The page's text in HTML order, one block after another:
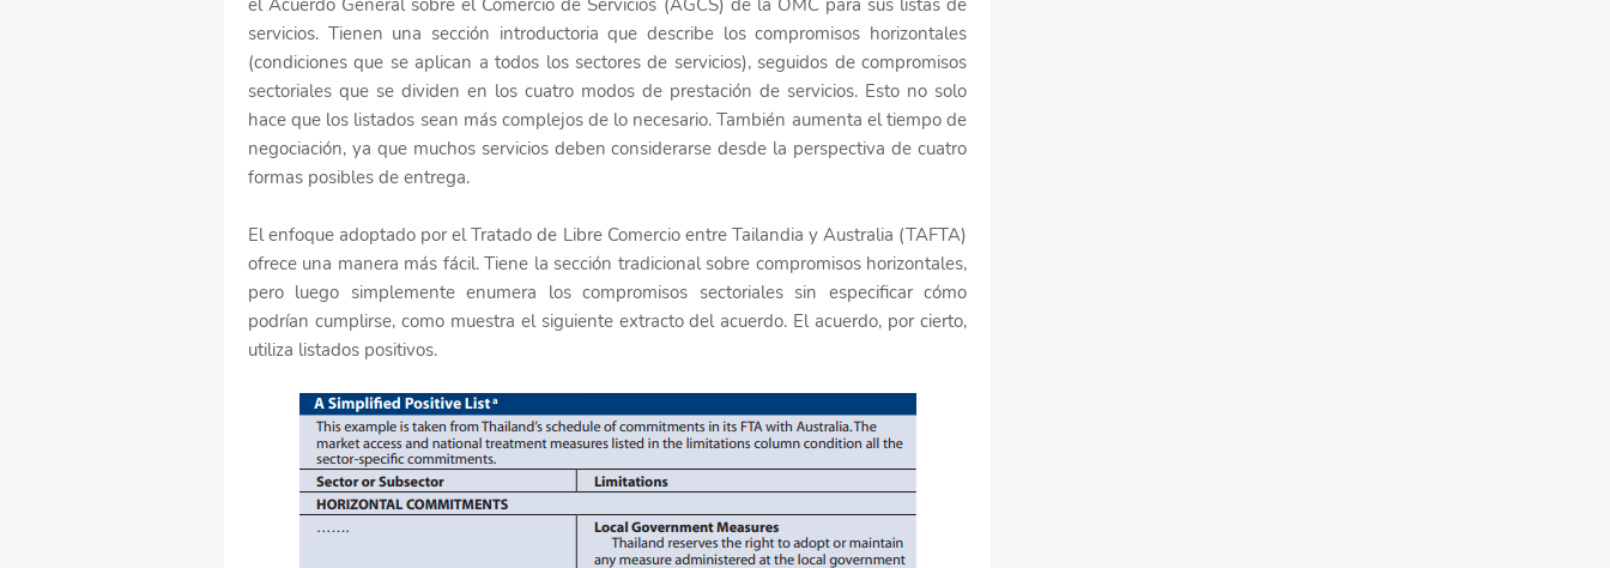
servicios. Tienen una sección introductoria que describe los compromisos horizontales
(condiciones que se aplican a todos los sectores de servicios), seguidos de compromisos
sectoriales que se dividen en los cuatro modos de prestación de servicios. Esto no solo
hace que los listados sean más complejos de lo necesario. También aumenta el tiempo de
negociación, ya que muchos servicios deben considerarse desde la perspectiva de cuatro
formas posibles de entrega.
El enfoque adoptado por el Tratado de Libre Comercio entre Tailandia y Australia (TAFTA)
ofrece una manera más fácil. Tiene la sección tradicional sobre compromisos horizontales,
pero luego simplemente enumera los compromisos sectoriales sin especificar cómo
podrían cumplirse, como muestra el siguiente extracto del acuerdo. El acuerdo, por cierto,
utiliza listados positivos.